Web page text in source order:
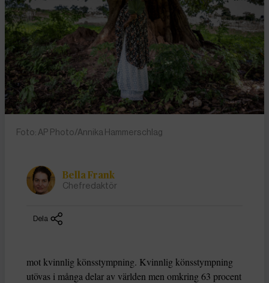
Foto: AP Photo/Annika Hammerschlag
Bella Frank
Chefredaktör
Dela
mot kvinnlig könsstympning. Kvinnlig könsstympning
utövas i många delar av världen men omkring 63 procent